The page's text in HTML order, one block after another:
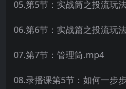
05.第5节：实战筒之投流玩
06.第6节：实战篇之投流玩
07.第7节：管理筒.mp4
08.录播课第5节：如何一步